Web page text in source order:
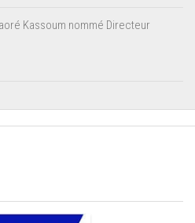
Kassoum nommé Directeur